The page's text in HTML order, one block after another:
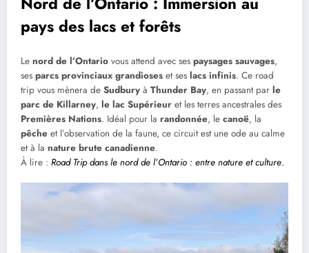
pays des lacs et forêts
Le nord de l’Ontario vous attend avec ses paysages sauvages,
ses parcs provinciaux grandioses et ses lacs infinis. Ce road
trip vous mènera de Sudbury à Thunder Bay, en passant par le
parc de Killarney, le lac Supérieur et les terres ancestrales des
Premières Nations. Idéal pour la randonnée, le canoë, la
pêche et l’observation de la faune, ce circuit est une ode au calme
et à la nature brute canadienne.
À lire : Road Trip dans le nord de l’Ontario : entre nature et culture.